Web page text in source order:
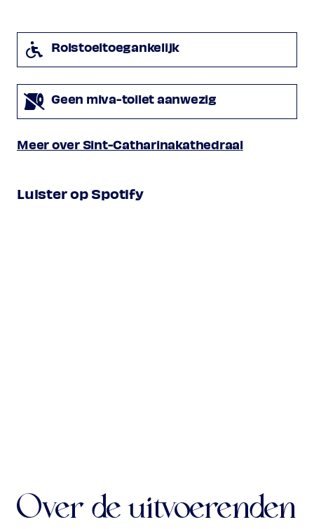
Ave Maria
William Byrd
Exsurge Domine
Robert White
Lamentations a 5 (deel 1)
Programma onder voorbehoud
Rolstoeltoegankelijk
Geen miva-toilet aanwezig
Meer over Sint-Catharinakathedraal
Luister op Spotify
Over de uitvoerenden